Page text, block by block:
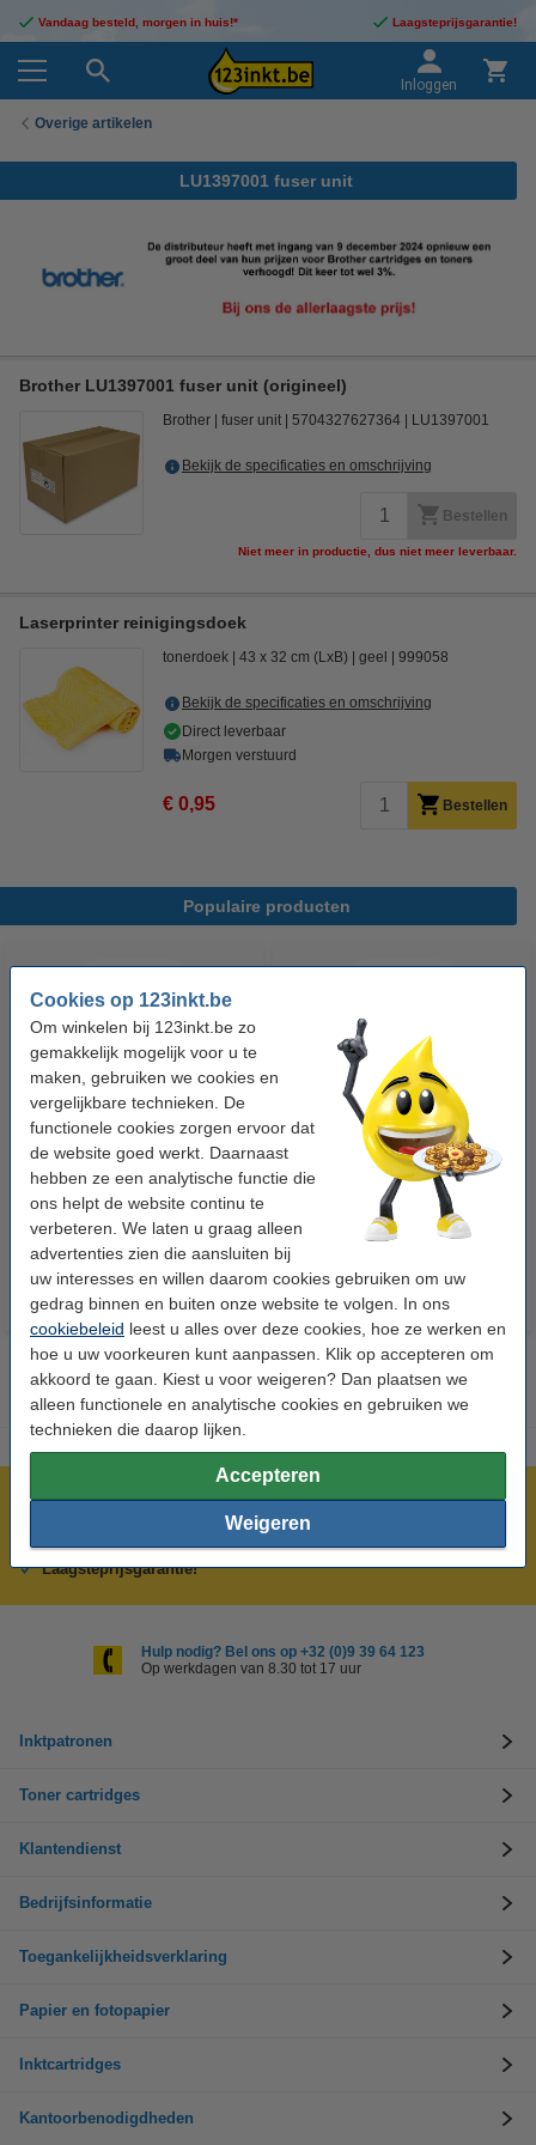
Cookies op 123inkt.be
Om winkelen bij 123inkt.be zo
gemakkelijk mogelijk voor u te
maken, gebruiken we cookies en
vergelijkbare technieken. De
functionele cookies zorgen ervoor dat
de website goed werkt. Daarnaast
hebben ze een analytische functie die
ons helpt de website continu te
verbeteren. We laten u graag alleen
advertenties zien die aansluiten bij
uw interesses en willen daarom cookies gebruiken om uw
gedrag binnen en buiten onze website te volgen. In ons
cookiebeleid leest u alles over deze cookies, hoe ze werken en
hoe u uw voorkeuren kunt aanpassen. Klik op accepteren om
akkoord te gaan. Kiest u voor weigeren? Dan plaatsen we
alleen functionele en analytische cookies en gebruiken we
technieken die daarop lijken.
Accepteren
Weigeren
Vandaag besteld, morgen in huis!* Laagsteprijsgarantie!
Inloggen
Overige artikelen
LU1397001 fuser unit
Brother LU1397001 fuser unit (origineel)
Brother fuser unit 5704327627364 LU1397001
Bekijk de specificaties en omschrijving
Bestellen
Niet meer in productie, dus niet meer leverbaar.
Laserprinter reinigingsdoek
tonerdoek 43 x 32 cm (LxB) geel 999058
Bekijk de specificaties en omschrijving
Direct leverbaar
Morgen verstuurd
€ 0,95 Bestellen
Populaire producten
123accu Xtreme Power MN1500
Penlite AA batterij 24 stuks
€ 14,95
123inkt kopieerpapier 1 pak van
500 vellen A4 - 80 g/m²
€ 7,25 Incl. 21% btw
Meer dan 5 miljoen klanten!
Voor 22.00 uur besteld, morgen in huis!
Laagsteprijsgarantie!
Hulp nodig? Bel ons op +32 (0)9 39 64 123
Op werkdagen van 8.30 tot 17 uur
Inktpatronen
Toner cartridges
Klantendienst
Bedrijfsinformatie
Toegankelijkheidsverklaring
Papier en fotopapier
Inktcartridges
Kantoorbenodigdheden